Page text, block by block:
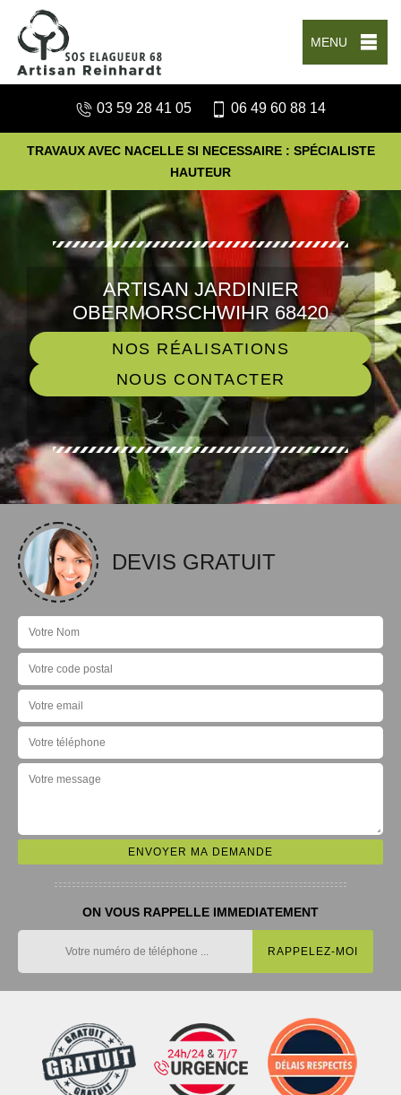
MENU
03 59 28 41 05 06 49 60 88 14
TRAVAUX AVEC NACELLE SI NECESSAIRE : SPÉCIALISTE
HAUTEUR
ARTISAN JARDINIER
OBERMORSCHWIHR 68420
NOS RÉALISATIONS
NOUS CONTACTER
DEVIS GRATUIT
ON VOUS RAPPELLE IMMEDIATEMENT